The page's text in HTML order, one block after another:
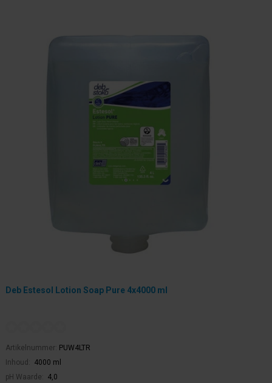
Deb Estesol Lotion Soap Pure 4x4000 ml
Artikelnummer: PUW4LTR
Inhoud:
4000 ml
pH Waarde:
4,0